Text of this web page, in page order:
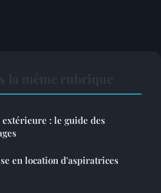
: le guide des
en location d'aspiratrices